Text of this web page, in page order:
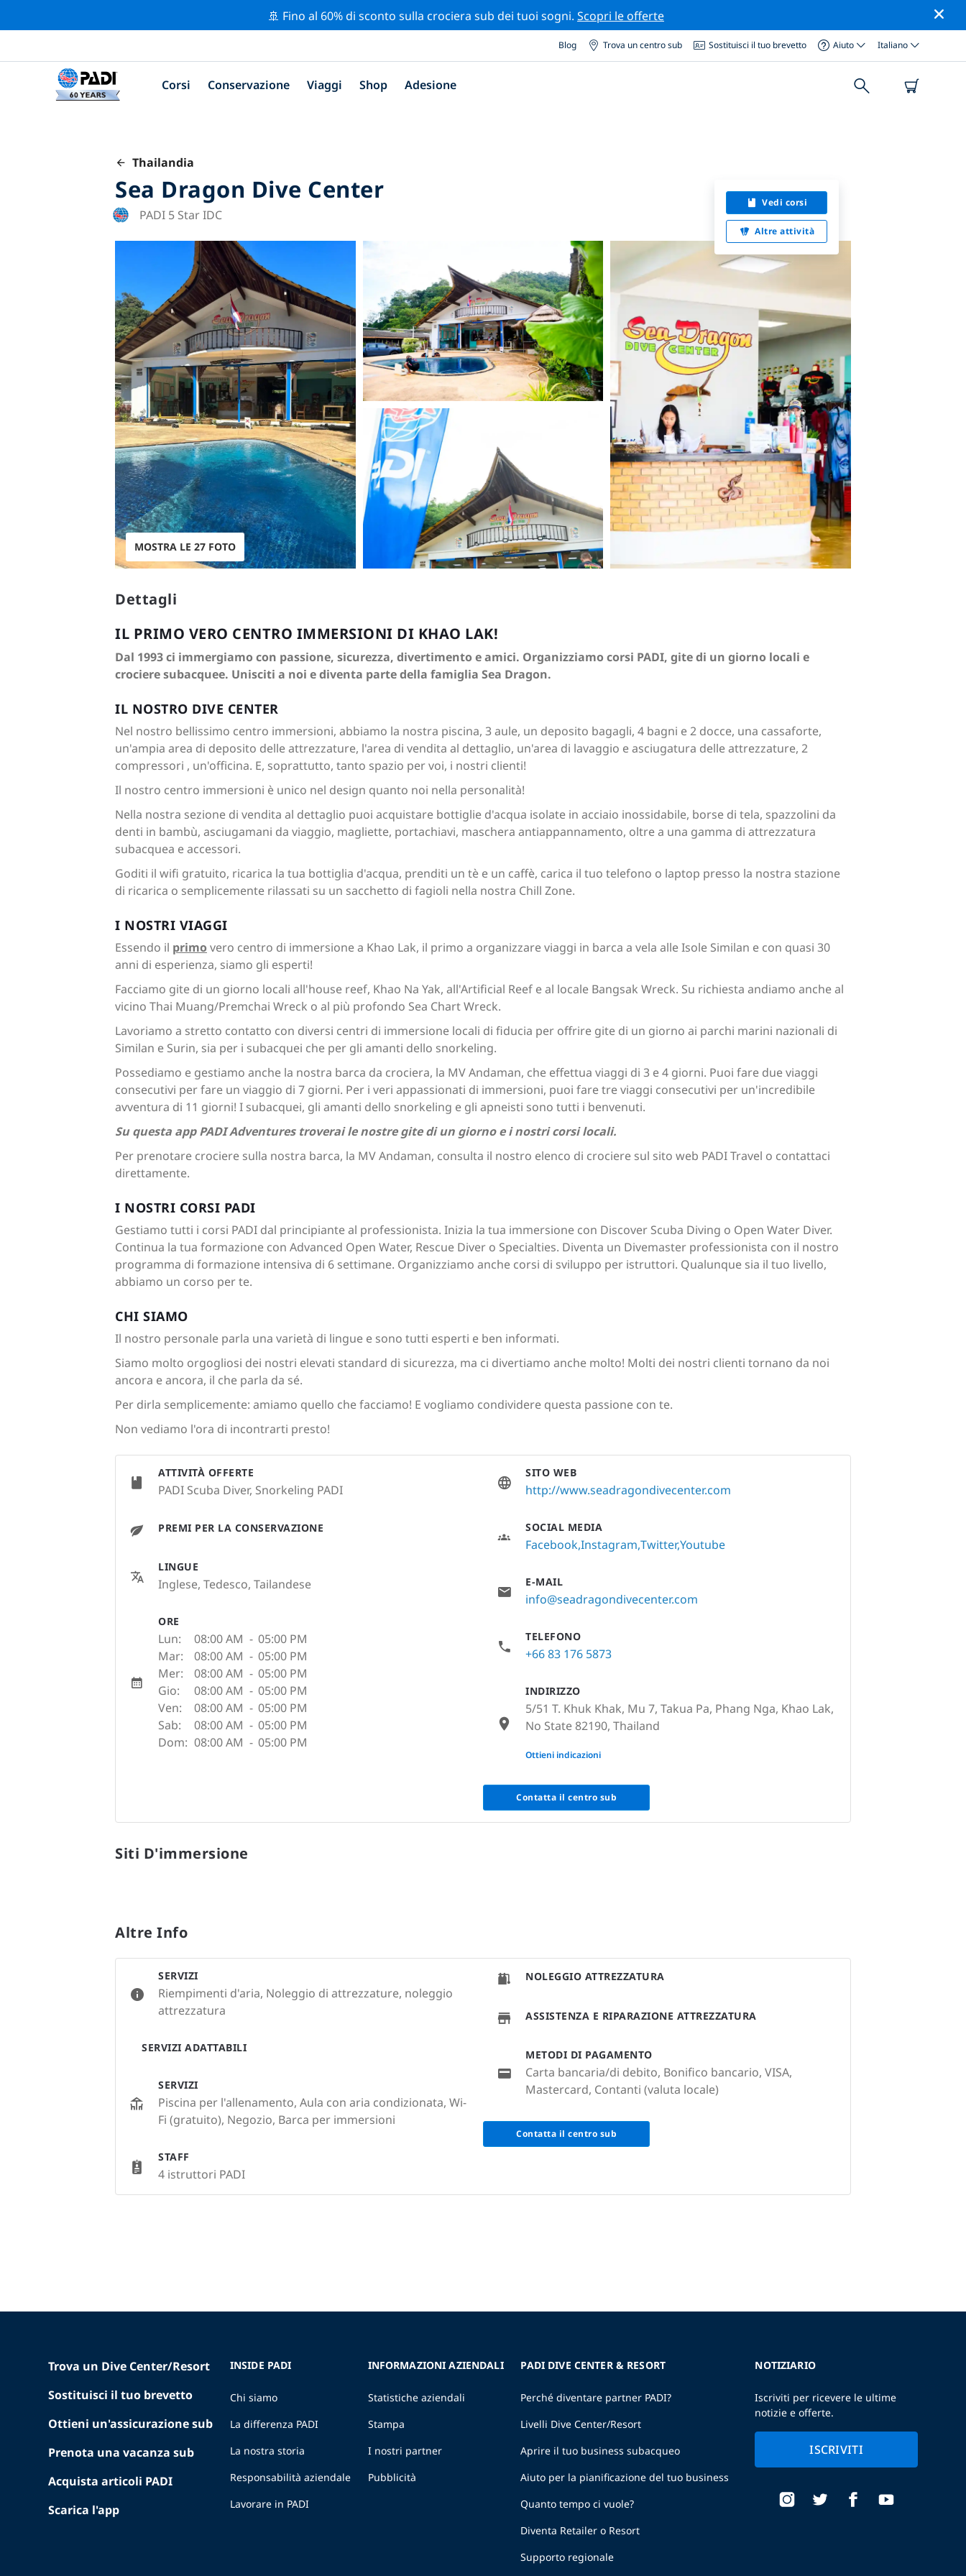
🚢 Fino al 60% di sconto sulla crociera sub dei tuoi sogni. Scopri le offerte
Blog Trova un centro sub Sostituisci il tuo brevetto Aiuto Italiano
Corsi Conservazione Viaggi Shop Adesione
Thailandia
Sea Dragon Dive Center
PADI 5 Star IDC
Vedi corsi
Altre attività
MOSTRA LE 27 FOTO
Dettagli
IL PRIMO VERO CENTRO IMMERSIONI DI KHAO LAK!
Dal 1993 ci immergiamo con passione, sicurezza, divertimento e amici. Organizziamo corsi PADI, gite di un giorno locali e
crociere subacquee. Unisciti a noi e diventa parte della famiglia Sea Dragon.
IL NOSTRO DIVE CENTER
Nel nostro bellissimo centro immersioni, abbiamo la nostra piscina, 3 aule, un deposito bagagli, 4 bagni e 2 docce, una cassaforte,
un'ampia area di deposito delle attrezzature, l'area di vendita al dettaglio, un'area di lavaggio e asciugatura delle attrezzature, 2
compressori , un'officina. E, soprattutto, tanto spazio per voi, i nostri clienti!
Il nostro centro immersioni è unico nel design quanto noi nella personalità!
Nella nostra sezione di vendita al dettaglio puoi acquistare bottiglie d'acqua isolate in acciaio inossidabile, borse di tela, spazzolini da
denti in bambù, asciugamani da viaggio, magliette, portachiavi, maschera antiappannamento, oltre a una gamma di attrezzatura
subacquea e accessori.
Goditi il wifi gratuito, ricarica la tua bottiglia d'acqua, prenditi un tè e un caffè, carica il tuo telefono o laptop presso la nostra stazione
di ricarica o semplicemente rilassati su un sacchetto di fagioli nella nostra Chill Zone.
I NOSTRI VIAGGI
Essendo il primo vero centro di immersione a Khao Lak, il primo a organizzare viaggi in barca a vela alle Isole Similan e con quasi 30
anni di esperienza, siamo gli esperti!
Facciamo gite di un giorno locali all'house reef, Khao Na Yak, all'Artificial Reef e al locale Bangsak Wreck. Su richiesta andiamo anche al
vicino Thai Muang/Premchai Wreck o al più profondo Sea Chart Wreck.
Lavoriamo a stretto contatto con diversi centri di immersione locali di fiducia per offrire gite di un giorno ai parchi marini nazionali di
Similan e Surin, sia per i subacquei che per gli amanti dello snorkeling.
Possediamo e gestiamo anche la nostra barca da crociera, la MV Andaman, che effettua viaggi di 3 e 4 giorni. Puoi fare due viaggi
consecutivi per fare un viaggio di 7 giorni. Per i veri appassionati di immersioni, puoi fare tre viaggi consecutivi per un'incredibile
avventura di 11 giorni! I subacquei, gli amanti dello snorkeling e gli apneisti sono tutti i benvenuti.
Su questa app PADI Adventures troverai le nostre gite di un giorno e i nostri corsi locali.
Per prenotare crociere sulla nostra barca, la MV Andaman, consulta il nostro elenco di crociere sul sito web PADI Travel o contattaci
direttamente.
I NOSTRI CORSI PADI
Gestiamo tutti i corsi PADI dal principiante al professionista. Inizia la tua immersione con Discover Scuba Diving o Open Water Diver.
Continua la tua formazione con Advanced Open Water, Rescue Diver o Specialties. Diventa un Divemaster professionista con il nostro
programma di formazione intensiva di 6 settimane. Organizziamo anche corsi di sviluppo per istruttori. Qualunque sia il tuo livello,
abbiamo un corso per te.
CHI SIAMO
Il nostro personale parla una varietà di lingue e sono tutti esperti e ben informati.
Siamo molto orgogliosi dei nostri elevati standard di sicurezza, ma ci divertiamo anche molto! Molti dei nostri clienti tornano da noi
ancora e ancora, il che parla da sé.
Per dirla semplicemente: amiamo quello che facciamo! E vogliamo condividere questa passione con te.
Non vediamo l'ora di incontrarti presto!
ATTIVITÀ OFFERTE
PADI Scuba Diver, Snorkeling PADI
PREMI PER LA CONSERVAZIONE
LINGUE
Inglese, Tedesco, Tailandese
ORE
Lun: 08:00 AM - 05:00 PM
Mar:
08:00 AM - 05:00 PM
Mer:
08:00 AM - 05:00 PM
Gio:
08:00 AM - 05:00 PM
Ven:
08:00 AM - 05:00 PM
Sab:
08:00 AM - 05:00 PM
Dom: 08:00 AM - 05:00 PM
SITO WEB
http://www.seadragondivecenter.com
SOCIAL MEDIA
FacebookInstagram TwitterYoutube
E-MAIL
info@seadragondivecenter.com
TELEFONO
+66 83 176 5873
INDIRIZZO
5/51 T. Khuk Khak, Mu 7, Takua Pa, Phang Nga, Khao Lak,
No State 82190, Thailand
None
Ottieni indicazioni
Contatta il centro sub
Siti D'immersione
Altre Info
SERVIZI
Riempimenti d'aria, Noleggio di attrezzature, noleggio
attrezzatura
SERVIZI ADATTABILI
SERVIZI
Piscina per l'allenamento, Aula con aria condizionata, Wi-
Fi (gratuito), Negozio, Barca per immersioni
STAFF
4 istruttori PADI
NOLEGGIO ATTREZZATURA
ASSISTENZA E RIPARAZIONE ATTREZZATURA
METODI DI PAGAMENTO
Carta bancaria/di debito, Bonifico bancario, VISA,
Mastercard, Contanti (valuta locale)
Contatta il centro sub
Trova un Dive Center/Resort
Sostituisci il tuo brevetto
Ottieni un'assicurazione sub
Prenota una vacanza sub
Acquista articoli PADI
Scarica l'app
INSIDE PADI
Chi siamo
La differenza PADI
La nostra storia
Responsabilità aziendale
Lavorare in PADI
INFORMAZIONI AZIENDALI
Statistiche aziendali
Stampa
I nostri partner
Pubblicità
PADI DIVE CENTER & RESORT
Perché diventare partner PADI?
Livelli Dive Center/Resort
Aprire il tuo business subacqueo
Aiuto per la pianificazione del tuo business
Quanto tempo ci vuole?
Diventa Retailer o Resort
Supporto regionale
NOTIZIARIO
Iscriviti per ricevere le ultime
notizie e offerte.
ISCRIVITI